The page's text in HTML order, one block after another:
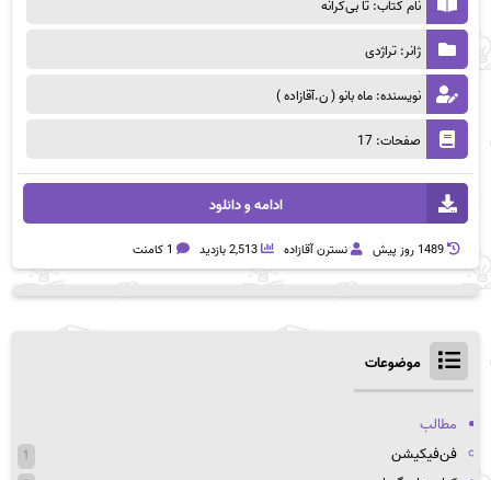
نام کتاب: تا بی‌کرانه
ژانر: تراژدی
نویسنده: ماه بانو ( ن.آقازاده )
صفحات: 17
ادامه و دانلود
1489 روز پيش نسترن آقازاده 2,513 بازدید 1 کامنت
موضوعات
مطالب
فن‌فیکیشن
1